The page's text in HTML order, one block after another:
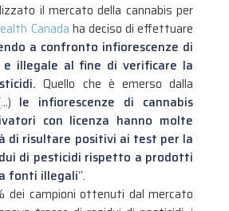
il mercato della cannabis per
Canada ha deciso di effettuare
a confronto infiorescenze di
e illegale al fine di verificare la
Quello che è emerso dalla
le infiorescenze di cannabis
con licenza hanno molte
di risultare positivi ai test per la
di pesticidi rispetto a prodotti
fonti illegali“.
dei campioni ottenuti dal mercato